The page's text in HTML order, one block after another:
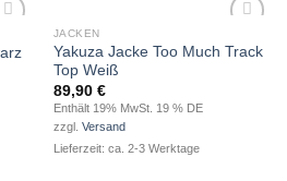
zur
Wunschliste
JACKEN
Yakuza Jacke Too Much Track
Top Weiß
89,90 €
Enthält 19% MwSt. 19 % DE
zzgl. Versand
Lieferzeit: ca. 2-3 Werktage